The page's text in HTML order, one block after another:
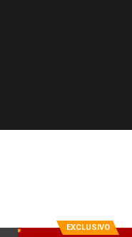
EXCLUSIVO